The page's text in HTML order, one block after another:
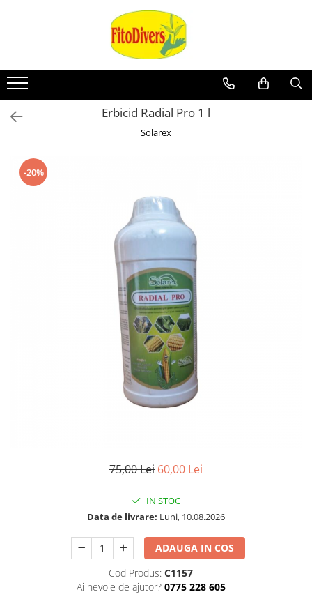
Erbicid Radial Pro 1 l
Solarex
-20%
75,00 Lei 60,00 Lei
IN STOC
Data de livrare: Luni, 10.08.2026
ADAUGA IN COS
Cod Produs: C1157
Ai nevoie de ajutor? 0775 228 605